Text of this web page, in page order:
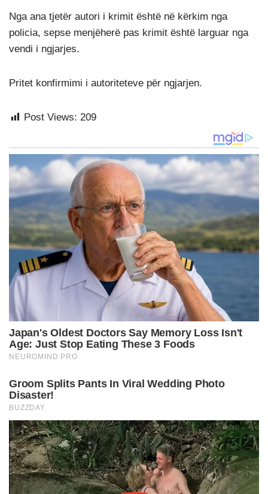
Nga ana tjetër autori i krimit është në kërkim nga
policia, sepse menjëherë pas krimit është larguar nga
vendi i ngjarjes.
Pritet konfirmimi i autoriteteve për ngjarjen.
Post Views: 209